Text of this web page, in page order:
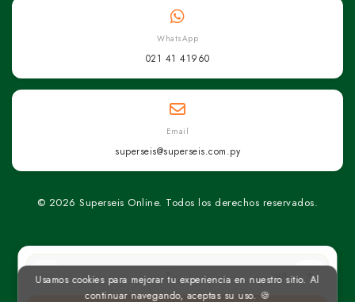
un
WhatsApp
021 41 41960
Email
superseis@superseis.com.py
© 2026 Superseis Online. Todos los derechos reservados.
Usamos cookies para mejorar tu experiencia en nuestro sitio. Al
continuar navegando, aceptas su uso. 🍪